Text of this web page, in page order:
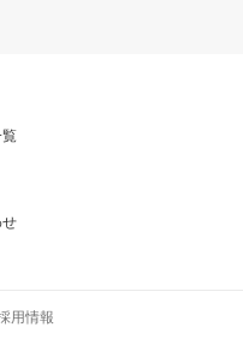
用情報